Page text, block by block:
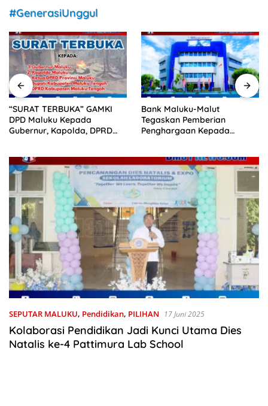
#GenerasiUnggul
Bank Maluku-Malut
Tegaskan Pemberian
Penghargaan Kepada
Berlaku
Tak Bisa Jamin Keamanan di
Pulau Haruku, GAMKI Menilai
Pemerintah Langgar UUD
SEPUTAR MALUKU, Pendidikan, PILIHAN 17 Juni 2025
Kolaborasi Pendidikan Jadi Kunci Utama Dies
Natalis ke-4 Pattimura Lab School